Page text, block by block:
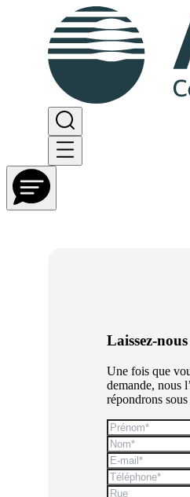
Laissez-
Une fois que
demande, nous
répondrons